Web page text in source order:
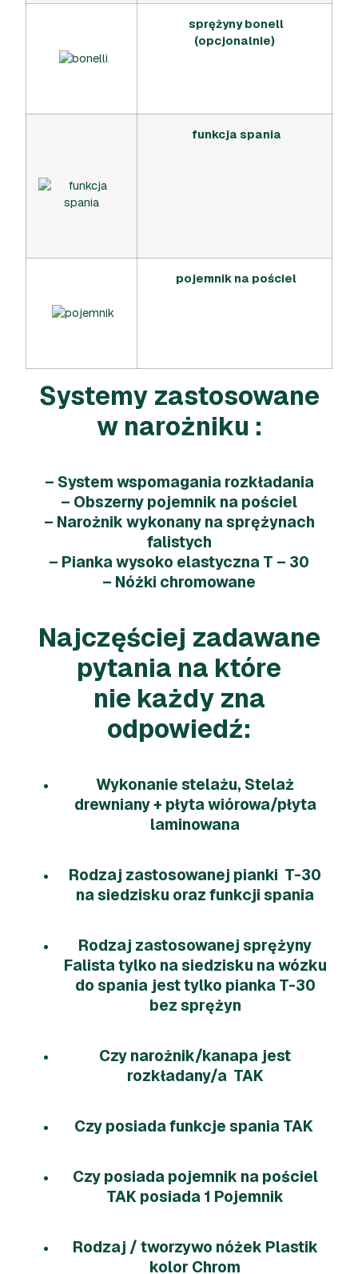
sprężyny bonell
(opcjonalnie)
funkcja spania
pojemnik na pościel
Systemy zastosowane
w narożniku :
– System wspomagania rozkładania
– Obszerny pojemnik na pościel
– Narożnik wykonany na sprężynach
falistych
– Pianka wysoko elastyczna T – 30
– Nóżki chromowane
Najczęściej zadawane
pytania na które
nie każdy zna
odpowiedź:
Wykonanie stelażu, Stelaż
drewniany + płyta wiórowa/płyta
laminowana
Rodzaj zastosowanej pianki T-30
na siedzisku oraz funkcji spania
Rodzaj zastosowanej sprężyny
Falista tylko na siedzisku na wózku
do spania jest tylko pianka T-30
bez sprężyn
Czy narożnik/kanapa jest
rozkładany/a TAK
Czy posiada funkcje spania TAK
Czy posiada pojemnik na pościel
TAK posiada 1 Pojemnik
Rodzaj / tworzywo nóżek Plastik
kolor Chrom